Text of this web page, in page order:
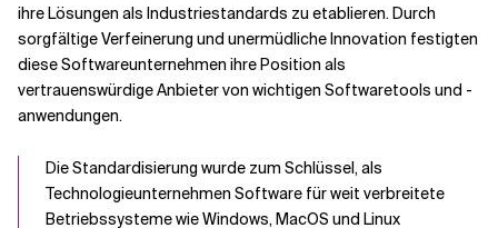
ihre Lösungen als Industriestandards zu etablieren. Durch
sorgfältige Verfeinerung und unermüdliche Innovation festigten
diese Softwareunternehmen ihre Position als
vertrauenswürdige Anbieter von wichtigen Softwaretools und -
anwendungen.
Die Standardisierung wurde zum Schlüssel, als
Technologieunternehmen Software für weit verbreitete
Betriebssysteme wie Windows, MacOS und Linux